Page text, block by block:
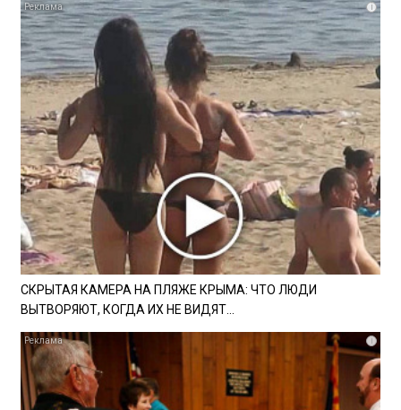
i
СКРЫТАЯ КАМЕРА НА ПЛЯЖЕ КРЫМА: ЧТО ЛЮДИ
ВЫТВОРЯЮТ, КОГДА ИХ НЕ ВИДЯТ...
i